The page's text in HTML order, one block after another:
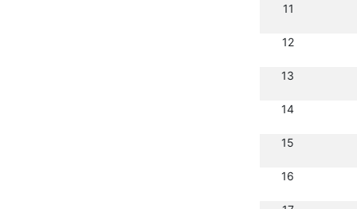
11
12
13
14
15
16